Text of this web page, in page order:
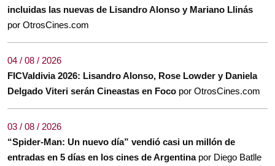
incluidas las nuevas de Lisandro Alonso y Mariano Llinás
por OtrosCines.com
04 / 08 / 2026
FICValdivia 2026: Lisandro Alonso, Rose Lowder y Daniela
Delgado Viteri serán Cineastas en Foco por OtrosCines.com
03 / 08 / 2026
“Spider-Man: Un nuevo día” vendió casi un millón de
entradas en 5 días en los cines de Argentina por Diego Batlle